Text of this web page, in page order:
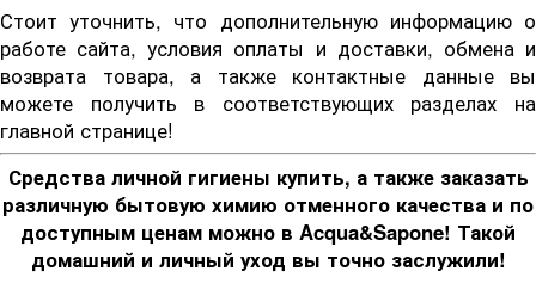
Стоит уточнить, что дополнительную информацию о
работе сайта, условия оплаты и доставки, обмена и
возврата товара, а также контактные данные вы
можете получить в соответствующих разделах на
главной странице!
Средства личной гигиены купить, а также заказать
различную бытовую химию отменного качества и по
доступным ценам можно в Acqua&Sapone! Такой
домашний и личный уход вы точно заслужили!